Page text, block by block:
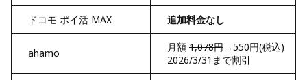
ドコモ ポイ活 MAX 追加料金なし
ahamo 月額 1,078円→550円(税込)
2026/3/31まで割引